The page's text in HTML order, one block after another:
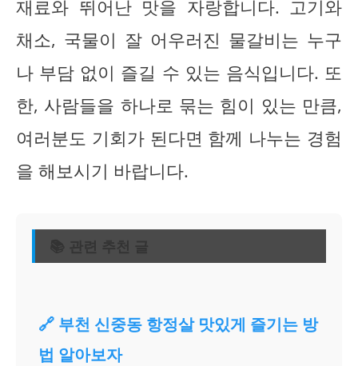
재료와 뛰어난 맛을 자랑합니다. 고기와
채소, 국물이 잘 어우러진 물갈비는 누구
나 부담 없이 즐길 수 있는 음식입니다. 또
한, 사람들을 하나로 묶는 힘이 있는 만큼,
여러분도 기회가 된다면 함께 나누는 경험
을 해보시기 바랍니다.
📚 관련 추천 글
🔗 부천 신중동 항정살 맛있게 즐기는 방
법 알아보자